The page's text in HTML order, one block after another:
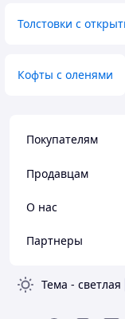
Толстовки с
Кофты с оленями
Покупателям
Продавцам
О нас
Партнеры
Тема - светлая